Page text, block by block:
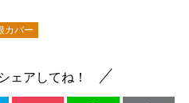
カバー
ェアしてね！